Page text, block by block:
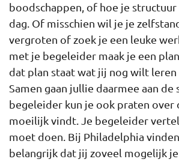
boodschappen, of hoe je
dag. Of misschien wil je je
vergroten of zoek je een leuke
met je begeleider maak je een
dat plan staat wat jij nog wilt leren
Samen gaan jullie daarmee aan de
begeleider kun je ook praten over
moeilijk vindt. Je begeleider
moet doen. Bij Philadelphia
belangrijk dat jij zoveel mogelijk